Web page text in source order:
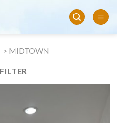
> MIDTOWN
FILTER